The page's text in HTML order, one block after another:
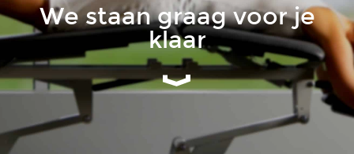
We staan graag voor je
klaar